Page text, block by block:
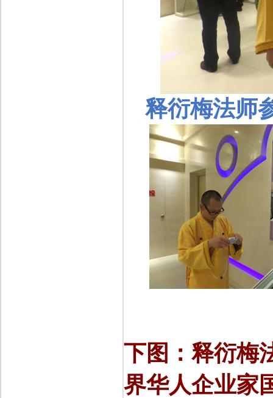
释衍梅法师
下图：释衍梅
界华人企业家